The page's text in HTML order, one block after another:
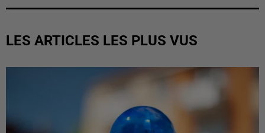
LES ARTICLES LES PLUS VUS